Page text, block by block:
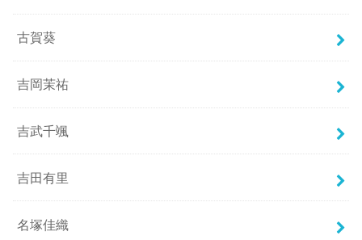
古賀葵
吉岡茉祐
吉武千颯
吉田有里
名塚佳織